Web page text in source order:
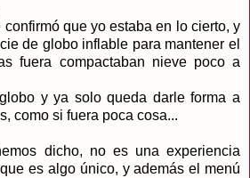
confirmó que yo estaba en lo cierto, y
de globo inflable para mantener el
fuera compactaban nieve poco a
y ya solo queda darle forma a
como si fuera poca cosa...
dicho, no es una experiencia
es algo único, y además el menú